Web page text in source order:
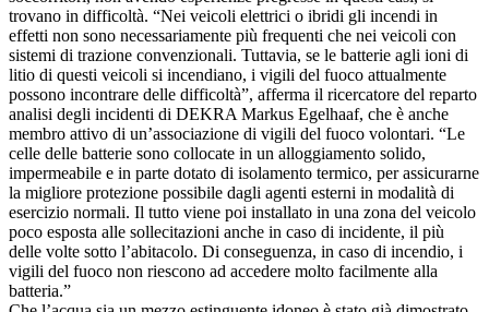
trovano in difficoltà. “Nei veicoli elettrici o ibridi gli incendi in
effetti non sono necessariamente più frequenti che nei veicoli con
sistemi di trazione convenzionali. Tuttavia, se le batterie agli ioni di
litio di questi veicoli si incendiano, i vigili del fuoco attualmente
possono incontrare delle difficoltà”, afferma il ricercatore del reparto
analisi degli incidenti di DEKRA Markus Egelhaaf, che è anche
membro attivo di un’associazione di vigili del fuoco volontari. “Le
celle delle batterie sono collocate in un alloggiamento solido,
impermeabile e in parte dotato di isolamento termico, per assicurarne
la migliore protezione possibile dagli agenti esterni in modalità di
esercizio normali. Il tutto viene poi installato in una zona del veicolo
poco esposta alle sollecitazioni anche in caso di incidente, il più
delle volte sotto l’abitacolo. Di conseguenza, in caso di incendio, i
vigili del fuoco non riescono ad accedere molto facilmente alla
batteria.”